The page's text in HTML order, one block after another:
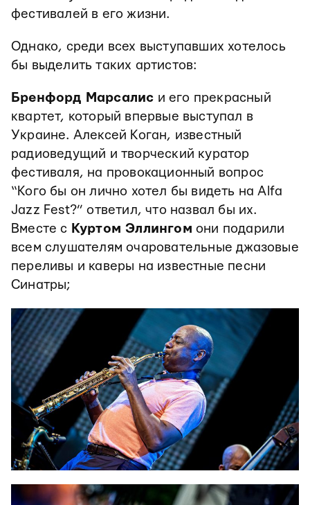
фестивалей в его жизни.
Однако, среди всех выступавших хотелось
бы выделить таких артистов:
Бренфорд Марсалис и его прекрасный
квартет, который впервые выступал в
Украине. Алексей Коган, известный
радиоведущий и творческий куратор
фестиваля, на провокационный вопрос
“Кого бы он лично хотел бы видеть на Alfa
Jazz Fest?” ответил, что назвал бы их.
Вместе с Куртом Эллингом они подарили
всем слушателям очаровательные джазовые
переливы и каверы на известные песни
Синатры;